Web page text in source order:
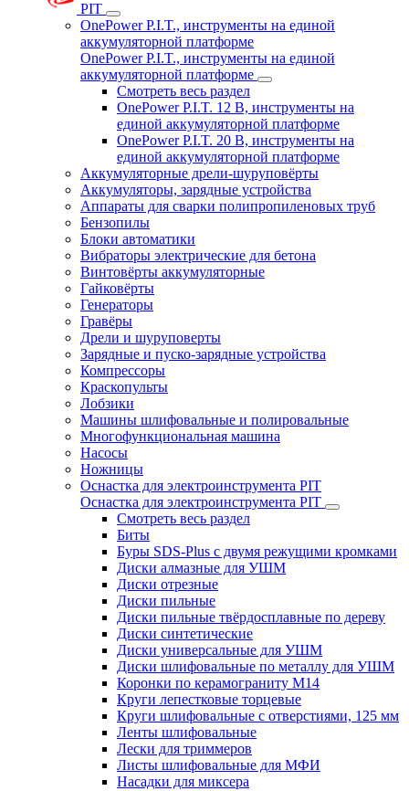
PIT
OnePower P.I.T., инструменты на единой
аккумуляторной платформе
OnePower P.I.T., инструменты на единой
аккумуляторной платформе
Смотреть весь раздел
OnePower P.I.T. 12 В, инструменты на
единой аккумуляторной платформе
OnePower P.I.T. 20 В, инструменты на
единой аккумуляторной платформе
Аккумуляторные дрели-шуруповёрты
Аккумуляторы, зарядные устройства
Аппараты для сварки полипропиленовых труб
Бензопилы
Блоки автоматики
Вибраторы электрические для бетона
Винтовёрты аккумуляторные
Гайковёрты
Генераторы
Гравёры
Дрели и шуруповерты
Зарядные и пуско-зарядные устройства
Компрессоры
Краскопульты
Лобзики
Машины шлифовальные и полировальные
Многофункциональная машина
Насосы
Ножницы
Оснастка для электроинструмента PIT
Оснастка для электроинструмента PIT
Смотреть весь раздел
Биты
Буры SDS-Plus c двумя режущими кромками
Диски алмазные для УШМ
Диски отрезные
Диски пильные
Диски пильные твёрдосплавные по дереву
Диски синтетические
Диски универсальные для УШМ
Диски шлифовальные по металлу для УШМ
Коронки по керамограниту M14
Круги лепестковые торцевые
Круги шлифовальные с отверстиями, 125 мм
Ленты шлифовальные
Лески для триммеров
Листы шлифовальные для МФИ
Насадки для миксера